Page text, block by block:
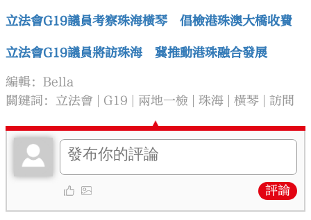
立法會G19議員考察珠海橫琴 倡檢港珠澳大橋收費
立法會G19議員將訪珠海 冀推動港珠融合發展
編輯：Bella
關鍵詞：立法會 G19 兩地一檢 珠海 橫琴 訪問
評論